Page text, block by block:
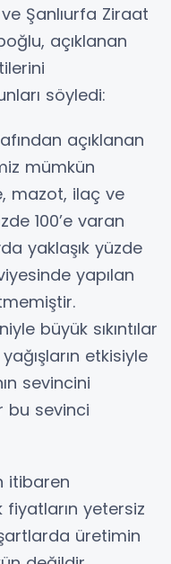
Şanlıurfa Ziraat
açıklanan
söyledi:
açıklanan
mümkün
mazot, ilaç ve
100’e varan
yaklaşık yüzde
yapılan
büyük sıkıntılar
etkisiyle
sevincini
bu sevinci
itibaren
yetersiz
üretimin